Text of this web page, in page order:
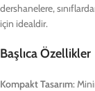
dershanelere,
için idealdir.
Başlıca Özellikler
Kompakt Tasarım: